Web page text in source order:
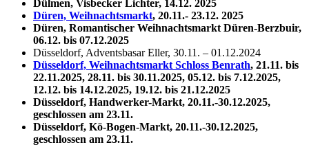
Dülmen, Visbecker Lichter, 14.12. 2025
Düren, Weihnachtsmarkt, 20.11.- 23.12. 2025
Düren, Romantischer Weihnachtsmarkt Düren-Berzbuir,
06.12. bis 07.12.2025
Düsseldorf, Adventsbasar Eller, 30.11. – 01.12.2024
Düsseldorf, Weihnachtsmarkt Schloss Benrath, 21.11. bis
22.11.2025, 28.11. bis 30.11.2025, 05.12. bis 7.12.2025,
12.12. bis 14.12.2025, 19.12. bis 21.12.2025
Düsseldorf, Handwerker-Markt, 20.11.-30.12.2025,
geschlossen am 23.11.
Düsseldorf, Kö-Bogen-Markt, 20.11.-30.12.2025,
geschlossen am 23.11.